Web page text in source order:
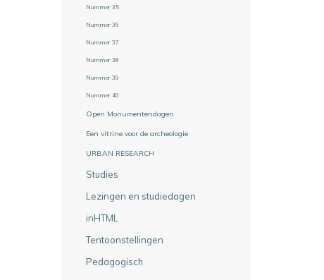
Nummer 35
Nummer 36
Nummer 37
Nummer 38
Nummer 39
Nummer 40
Open Monumentendagen
Een vitrine voor de archeologie
URBAN RESEARCH
Studies
Lezingen en studiedagen
inHTML
Tentoonstellingen
Pedagogisch